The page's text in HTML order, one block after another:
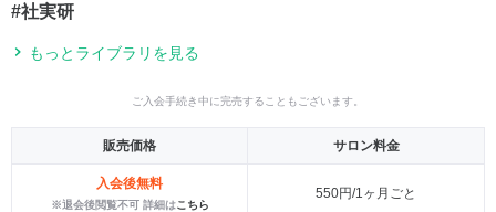
#社実研
もっとライブラリを見る
ご入会手続き中に完売することもございます。
販売価格 サロン料金
入会後無料
※退会後閲覧不可 詳細はこちら
550円/1ヶ月ごと